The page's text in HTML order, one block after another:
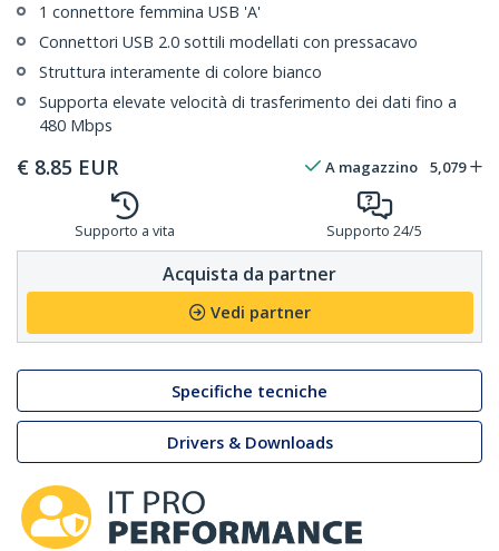
1 connettore femmina USB 'A'
Connettori USB 2.0 sottili modellati con pressacavo
Struttura interamente di colore bianco
Supporta elevate velocità di trasferimento dei dati fino a
480 Mbps
€ 8.85 EUR A magazzino 5,079
Supporto a vita Supporto 24/5
Acquista da partner
Vedi partner
Specifiche tecniche
Drivers & Downloads